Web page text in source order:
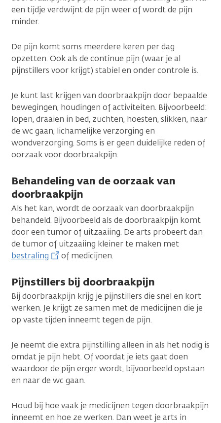
een tijdje verdwijnt de pijn weer of wordt de pijn
minder.
De pijn komt soms meerdere keren per dag
opzetten. Ook als de continue pijn (waar je al
pijnstillers voor krijgt) stabiel en onder controle is.
Je kunt last krijgen van doorbraakpijn door bepaalde
bewegingen, houdingen of activiteiten. Bijvoorbeeld:
lopen, draaien in bed, zuchten, hoesten, slikken, naar
de wc gaan, lichamelijke verzorging en
wondverzorging. Soms is er geen duidelijke reden of
oorzaak voor doorbraakpijn.
Behandeling van de oorzaak van
doorbraakpijn
Als het kan, wordt de oorzaak van doorbraakpijn
behandeld. Bijvoorbeeld als de doorbraakpijn komt
door een tumor of uitzaaiing. De arts probeert dan
de tumor of uitzaaiing kleiner te maken met
bestraling
of medicijnen.
Pijnstillers bij doorbraakpijn
Bij doorbraakpijn krijg je pijnstillers die snel en kort
werken. Je krijgt ze samen met de medicijnen die je
op vaste tijden inneemt tegen de pijn.
Je neemt die extra pijnstilling alleen in als het nodig is
omdat je pijn hebt. Of voordat je iets gaat doen
waardoor de pijn erger wordt, bijvoorbeeld opstaan
en naar de wc gaan.
Houd bij hoe vaak je medicijnen tegen doorbraakpijn
inneemt en hoe ze werken. Dan weet je arts in